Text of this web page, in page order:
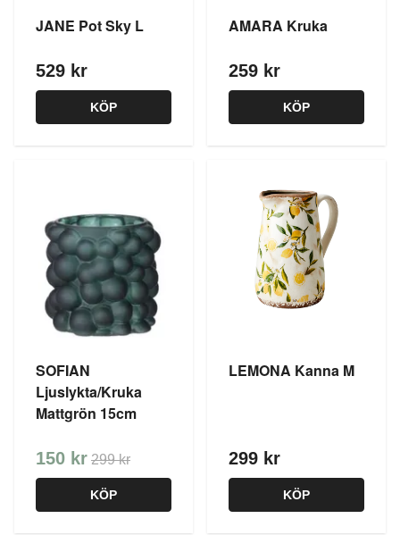
JANE Pot Sky L
529 kr
KÖP
AMARA Kruka
259 kr
KÖP
SOFIAN
Ljuslykta/Kruka
Mattgrön 15cm
150 kr 299 kr
KÖP
LEMONA Kanna M
299 kr
KÖP